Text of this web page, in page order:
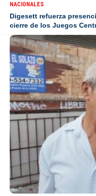
NACIONALES
Digesett refuerza
cierre de los Juegos